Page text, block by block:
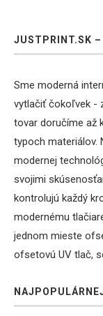
JUSTPRINT.SK –
Sme moderná
vytlačiť čokoľvek -
tovar doručíme až
typoch materiálov.
modernej
svojimi
kontrolujú každý
modernému
jednom mieste
ofsetovú UV tlač,